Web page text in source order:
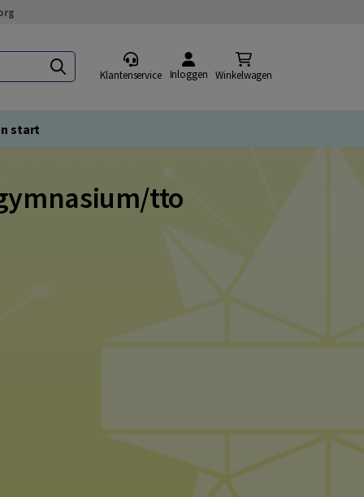
Klantenservice Inloggen Winkelwagen
start
tto​